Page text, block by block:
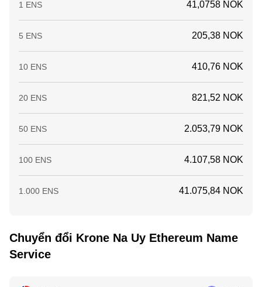
1 ENS 41,0758 NOK
5 ENS 205,38 NOK
10 ENS 410,76 NOK
20 ENS 821,52 NOK
50 ENS 2.053,79 NOK
100 ENS 4.107,58 NOK
1.000 ENS 41.075,84 NOK
Chuyển đổi Krone Na Uy Ethereum Name
Service